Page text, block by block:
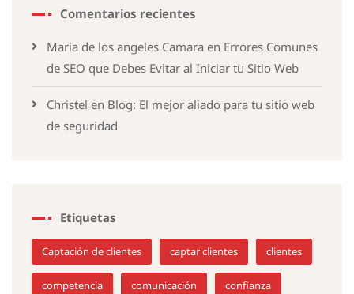
Comentarios recientes
Maria de los angeles Camara en Errores Comunes
de SEO que Debes Evitar al Iniciar tu Sitio Web
Christel en Blog: El mejor aliado para tu sitio web
de seguridad
Etiquetas
Captación de clientes captar clientes clientes
competencia comunicación confianza